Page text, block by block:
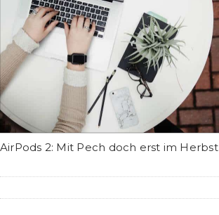
AirPods 2: Mit Pech doch erst im Herbst